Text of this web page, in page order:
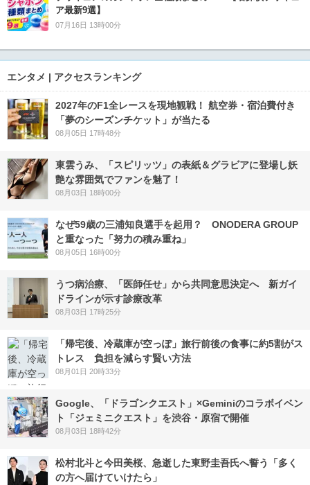
ア最新9選】
07月16日 13時00分
エンタメ | アクセスランキング
2027年のF1全レースを現地観戦！ 航空券・宿泊費付き
「夢のシーズンチケット」が当たる
08月05日 17時48分
東雲うみ、「スピリッツ」の表紙＆グラビアに登場し妖
艶な雰囲気でファンを魅了！
08月03日 18時00分
なぜ59歳の三浦知良選手を起用？ ONODERA GROUP
と重なった「努力の積み重ね」
08月05日 16時00分
うつ病治療、「医師任せ」から共同意思決定へ 新ガイ
ドラインが示す診療改革
08月03日 17時25分
「帰宅後、冷蔵庫が空っぽ」旅行前後の食事に約5割がス
トレス 負担を減らす賢い方法
08月01日 20時33分
Google、「ドラゴンクエスト」×Geminiのコラボイベン
ト「ジェミニクエスト」を渋谷・原宿で開催
08月03日 18時42分
松村北斗と今田美桜、急逝した東野圭吾氏へ誓う「多く
の方へ届けていけたら」